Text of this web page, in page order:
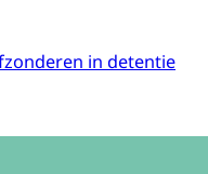
in detentie